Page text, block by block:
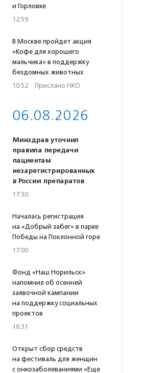
и Горловке
12:59
В Москве пройдет акция
«Кофе для хорошего
мальчика» в поддержку
бездомных животных
10:52 · Прислано НКО
06.08.2026
Минздрав уточнил
правила передачи
пациентам
незарегистрированных
в России препаратов
17:30
Началась регистрация
на «Добрый забег» в парке
Победы на Поклонной горе
17:00
Фонд «Наш Норильск»
напомнил об осенней
заявочной кампании
на поддержку социальных
проектов
16:31
Открыт сбор средств
на фестиваль для женщин
с онкозаболеваниями «Еще